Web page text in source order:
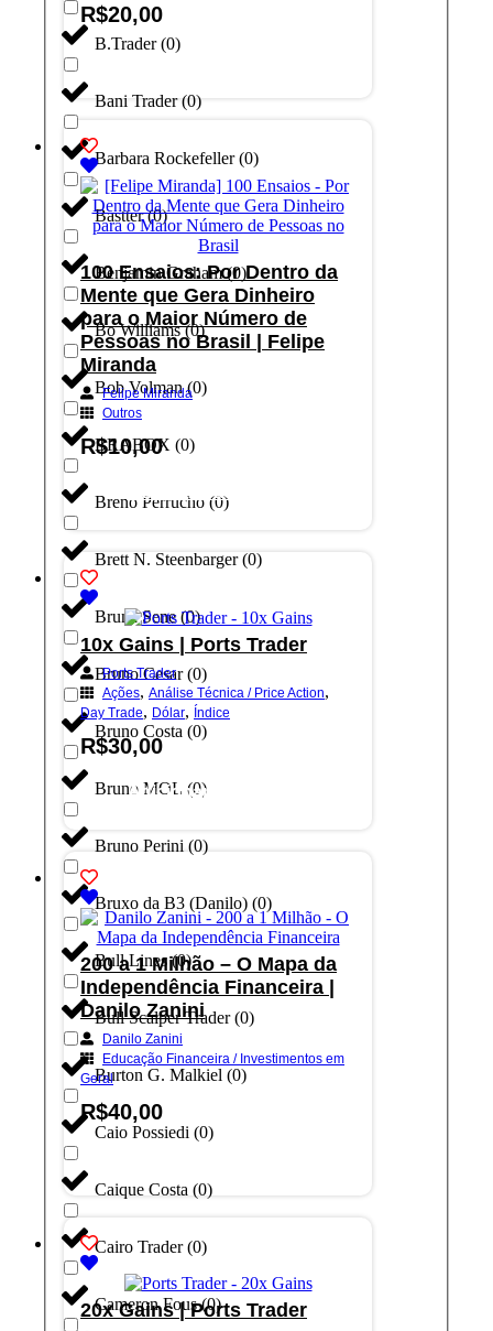
B.Trader(0)
Bani Trader(0)
Barbara Rockefeller(0)
Bastter(0)
Benjamin Graham(0)
Bo Williams(0)
Bob Volman(0)
BRABOX (0)
Breno Perrucho (0)
Brett N. Steenbarger(0)
Bruna Sene(0)
Bruno Cesar(0)
Bruno Costa (0)
Bruno MOL (0)
Bruno Perini(0)
Bruxo da B3 (Danilo) (0)
Bull Lines(0)
Bull Scalper Trader(0)
Burton G. Malkiel (0)
Caio Possiedi (0)
Caique Costa (0)
Cairo Trader(0)
Cameron Fous(0)
R$20,00
100 Ensaios: Por Dentro da
Mente que Gera Dinheiro
para o Maior Número de
Pessoas no Brasil | Felipe
Miranda
Felipe Miranda
Outros
R$10,00
Adicionar ao carrinho
10x Gains | Ports Trader
Ports Trader
Ações, Análise Técnica / Price Action,
Day Trade, Dólar, Índice
R$30,00
Adicionar ao carrinho
200 a 1 Milhão – O Mapa da
Independência Financeira |
Danilo Zanini
Danilo Zanini
Educação Financeira / Investimentos em
Geral
R$40,00
20x Gains | Ports Trader